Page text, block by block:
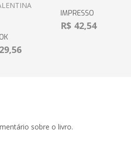
IMPRESSO
R$ 42,54
sobre o livro.